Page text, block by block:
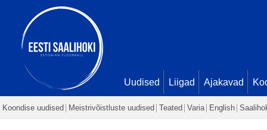
Uudised Liigad Ajakavad
Koondise uudised Meistrivõistluste uudised Teated Varia English